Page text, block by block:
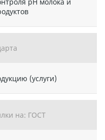
рН молока и
(услуги)
на: ГОСТ